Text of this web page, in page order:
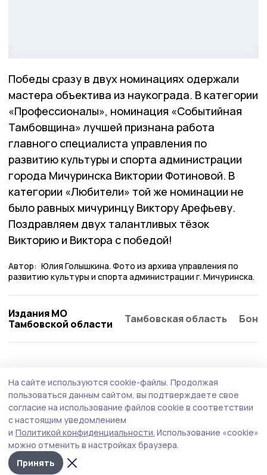
Победы сразу в двух номинациях одержали
мастера объектива из наукограда. В категории
«Профессионалы», номинация «Событийная
Тамбовщина» лучшей признана работа
главного специалиста управления по
развитию культуры и спорта администрации
города Мичуринска Виктории Фотиновой. В
категории «Любители» той же номинации не
было равных мичуринцу Виктору Арефьеву.
Поздравляем двух талантливых тёзок
Викторию и Виктора с победой!
Автор: Юлия Голышкина. Фото из архива управления по
развитию культуры и спорта администрации г. Мичуринска.
Издания МО
Тамбовской области
Тамбовская область
На сайте используются cookie-файлы. Продолжая
пользоваться данным сайтом, вы подтверждаете свое
согласие на использование файлов cookie в соответствии
с настоящим уведомлением
и Политикой конфиденциальности. Использование «cookie»
можно отменить в настройках браузера.
Принять